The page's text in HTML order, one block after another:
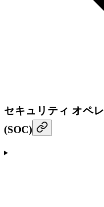
セキュリティ オペ
(SOC)